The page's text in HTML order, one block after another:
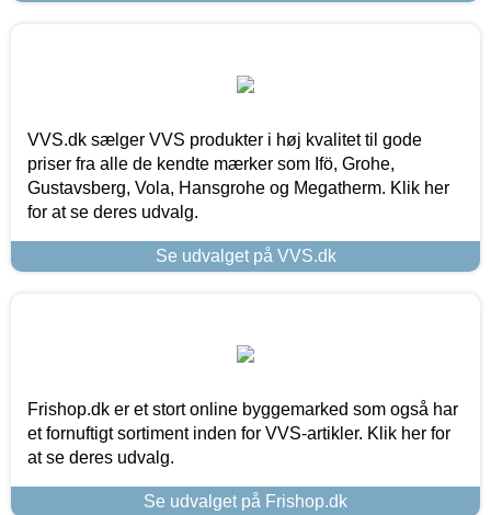
VVS.dk sælger VVS produkter i høj kvalitet til gode
priser fra alle de kendte mærker som Ifö, Grohe,
Gustavsberg, Vola, Hansgrohe og Megatherm. Klik her
for at se deres udvalg.
Se udvalget på VVS.dk
Frishop.dk er et stort online byggemarked som også har
et fornuftigt sortiment inden for VVS-artikler. Klik her for
at se deres udvalg.
Se udvalget på Frishop.dk